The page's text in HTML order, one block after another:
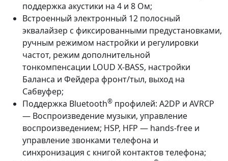
поддержка акустики на 4 и 8 Ом;
Встроенный электронный 12 полосный
эквалайзер с фиксированными предустановками,
ручным режимом настройки и регулировки
частот, режим дополнительной
тонкомпенсации LOUD X-BASS, настройки
Баланса и Фейдера фронт/тыл, выход на
Сабвуфер;
Поддержка Bluetooth® профилей: A2DP и AVRCP
— Воспроизведение музыки, управление
воспроизведением; HSP, HFP — hands-free и
управление звонками телефона и
синхронизация с книгой контактов телефона;